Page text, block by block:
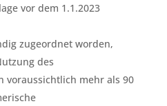
vor dem 1.1.2023
zugeordnet worden,
des
voraussichtlich mehr als 90